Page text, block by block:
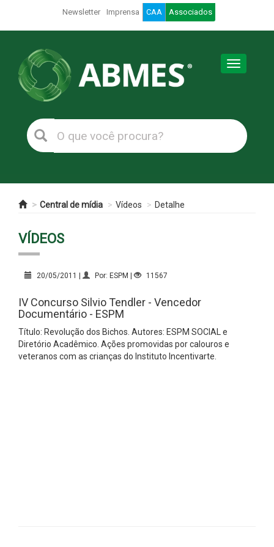
Newsletter Imprensa CAA Associados
Toggle
Central de mídia Vídeos Detalhe
VÍDEOS
20/05/2011 | Por: ESPM | 11567
IV Concurso Silvio Tendler - Vencedor
Documentário - ESPM
Título: Revolução dos Bichos. Autores: ESPM SOCIAL e
Diretório Acadêmico. Ações promovidas por calouros e
veteranos com as crianças do Instituto Incentivarte.